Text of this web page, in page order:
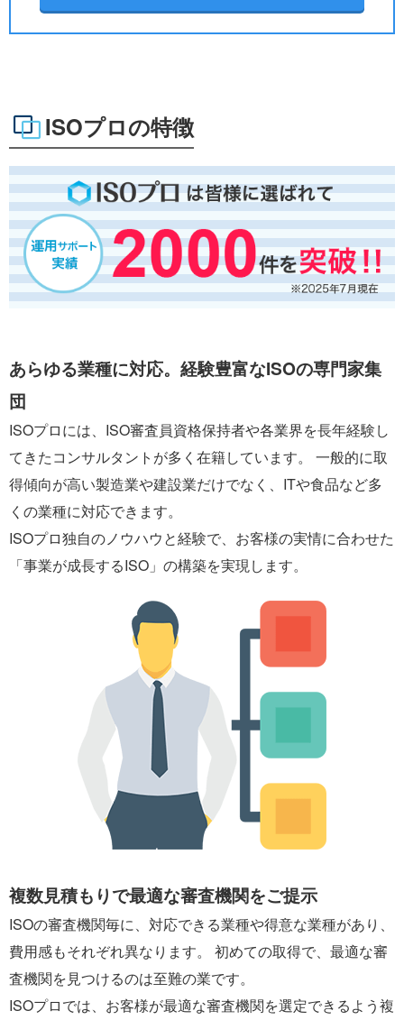
ISOプロの特徴
あらゆる業種に対応。経験豊富なISOの専門家集
団
ISOプロには、ISO審査員資格保持者や各業界を長年経験し
てきたコンサルタントが多く在籍しています。 一般的に取
得傾向が高い製造業や建設業だけでなく、ITや食品など多
くの業種に対応できます。
ISOプロ独自のノウハウと経験で、お客様の実情に合わせた
「事業が成長するISO」の構築を実現します。
複数見積もりで最適な審査機関をご提示
ISOの審査機関毎に、対応できる業種や得意な業種があり、
費用感もそれぞれ異なります。 初めての取得で、最適な審
査機関を見つけるのは至難の業です。
ISOプロでは、お客様が最適な審査機関を選定できるよう複